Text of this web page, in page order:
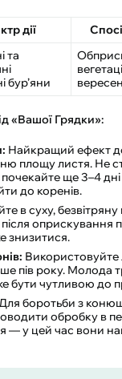
дії
та
бур’яни
«Вашої Грядки»:
Найкращий ефект
площу листя. Не
ще 3–4 дні
до коренів.
в суху,
оприскування
знизитися.
Використовуйте
пів року. Молода
бути чутливою до
боротьби з
обробку в
— у цей час вони